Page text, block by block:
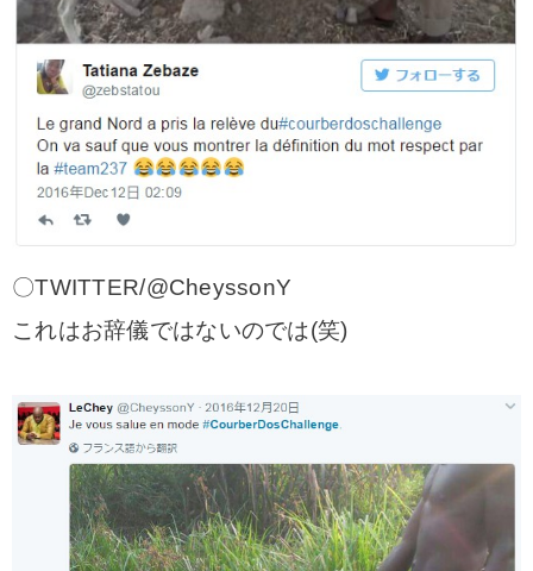
〇TWITTER/@CheyssonY
これはお辞儀ではないのでは(笑)